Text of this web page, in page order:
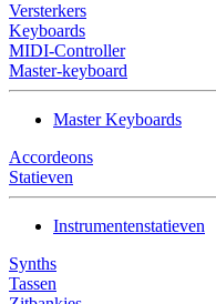
Versterkers
Keyboards
MIDI-Controller
Master-keyboard
Master Keyboards
Accordeons
Statieven
Instrumentenstatieven
Synths
Tassen